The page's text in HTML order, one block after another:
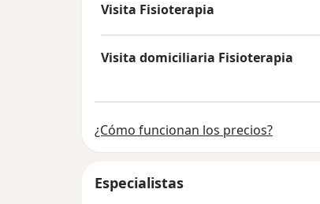
Visita Fisioterapia
Visita domiciliaria Fisioterapia
¿Cómo funcionan los precios?
Especialistas